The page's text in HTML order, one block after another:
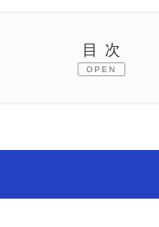
目次
OPEN